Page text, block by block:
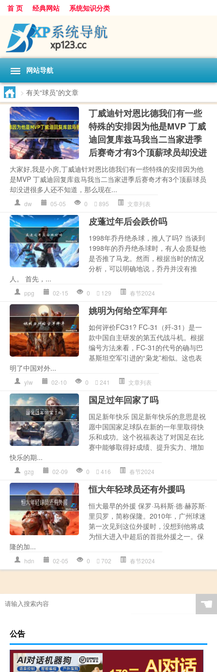
首 页 经典网站 系统知识分类
网站导航
> 有关“球员”的文章
丁威迪针对恩比德我们有一些
特殊的安排因为他是MVP 丁威
迪回复库兹马我当二当家进季
后赛奇才有3个顶薪球员却没进
大家好,我是小房,丁威迪针对恩比德我们有一些特殊的安排因为他
是MVP 丁威迪回复库兹马我当二当家进季后赛奇才有3个顶薪球员
却没进很多人还不知道，那么现在...
dw 05-05 0 895 文章列表
皮蓬过年后会跌价吗
1998年乔丹绝杀球，推人了吗? 当谈到
1998年的乔丹绝杀球时，有人会质疑他
是否推了马龙。然而，根据当时的情况
分析，可以明确地说，乔丹并没有推
人。 首先，...
ppg 02-15 0 129 春节2024
姚明为何给空军拜年
如何评价FC31? FC-31（歼-31）是一
款中国自主研发的第五代战斗机。根据
编号方法来看，FC-31的代号的确与巴
基斯坦空军引进的“枭龙”相似。这也表
明了中国对外...
ylw 02-10 0 241 文章列表
国足过年回家了吗
国足新年快乐 国足新年快乐的意思是祝
愿中国国家足球队在新的一年里取得快
乐和成功。这个祝福表达了对国足在比
赛中能够取得好成绩、提升实力、增加
快乐的期...
gzg 02-09 0 416 春节2024
恒大年轻球员还有外援吗
恒大最早的外援 保罗·马科斯·德·赫苏斯·
里贝罗，简称保隆。2010年，广州球迷
第一次见到这位外援时，没想到他将成
为恒大进入中超后的首批外援之一。保
隆的加...
hdn 02-05 0 702 春节2024
☚
公告